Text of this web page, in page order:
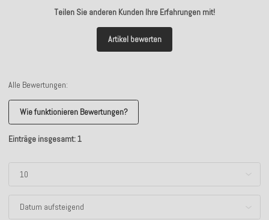
Teilen Sie anderen Kunden Ihre Erfahrungen mit!
Artikel bewerten
Alle Bewertungen:
Wie funktionieren Bewertungen?
Einträge insgesamt: 1